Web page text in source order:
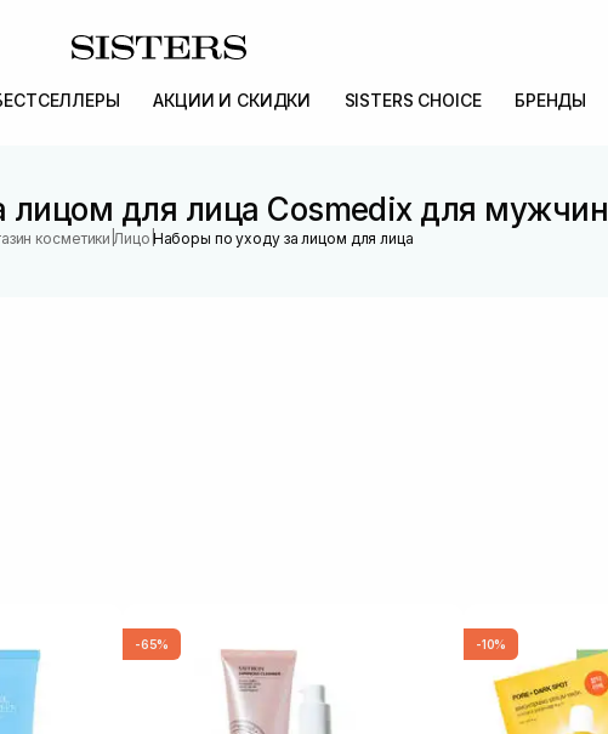
АКЦИИ И СКИДКИ SISTERS CHOICE БРЕНДЫ
лицом для лица Cosmedix для мужчин
косметики |Лицо |Наборы по уходу за лицом для лица
-65% -10%